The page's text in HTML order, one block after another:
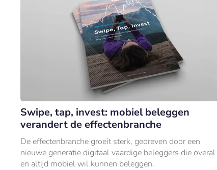
Swipe, tap, invest: mobiel beleggen
verandert de effectenbranche
De effectenbranche groeit sterk, gedreven door een
nieuwe generatie digitaal vaardige beleggers die overal
en altijd mobiel wil kunnen beleggen.